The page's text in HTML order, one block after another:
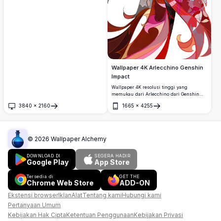
3840 × 2160
Buka
Wallpaper 4K Arlecchino Genshin
Impact
Wallpaper 4K resolusi tinggi yang
memukau dari Arlecchino dari Genshin
yang ikonik, mata merah, dan jubah
1665 × 4255
Buka
© 2026 Wallpaper Alchemy
DOWNLOAD DI
Google Play
SEGERA HADIR
App Store
Tersedia di
Chrome Web Store
GET THE
ADD-ON
Ekstensi browserIklanAlatTentang kamiHubungi kami
Pertanyaan Umum
Kebijakan Hak CiptaKetentuan PenggunaanKebijakan Privasi